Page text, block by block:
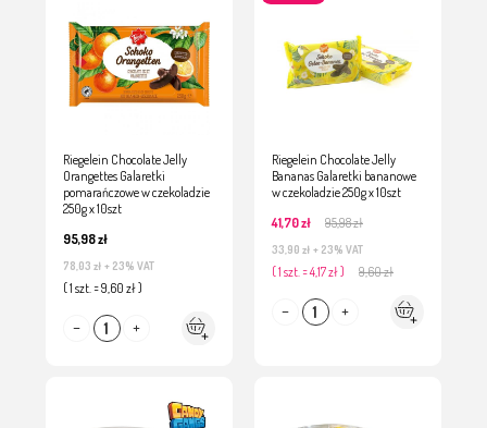
Riegelein Chocolate Jelly
Orangettes Galaretki
pomarańczowe w czekoladzie
250g x 10szt
95,98 zł
78,03 zł + 23% VAT
( 1 szt. = 9,60 zł )
Riegelein Chocolate Jelly
Bananas Galaretki bananowe
w czekoladzie 250g x 10szt
41,70 zł
95,98 zł
33,90 zł + 23% VAT
( 1 szt. = 4,17 zł ) 9,60 zł